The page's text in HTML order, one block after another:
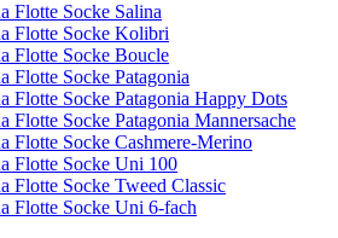
Flotte Socke Salina
Flotte Socke Kolibri
Flotte Socke Boucle
Flotte Socke Patagonia
Flotte Socke Patagonia Happy Dots
Flotte Socke Patagonia Mannersache
Flotte Socke Cashmere-Merino
Flotte Socke Uni 100
Flotte Socke Tweed Classic
Flotte Socke Uni 6-fach